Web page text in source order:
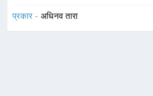
प्रकार - अधिनव तारा